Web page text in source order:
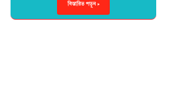
বিস্তারিত পড়ুন »